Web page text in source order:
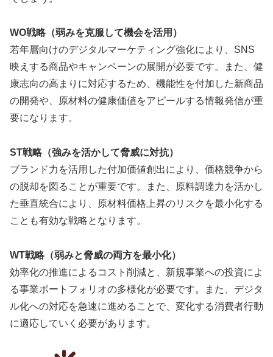
WO戦略（弱みを克服して機会を活用）
若年層向けのデジタルマーケティング強化により、SNS
映えする商品やキャンペーンの展開が必要です。また、健
康志向の高まりに対応するため、機能性を付加した新商品
の開発や、原材料の健康価値をアピールする情報発信が重
要になります。
ST戦略（強みを活かして脅威に対抗）
ブランド力を活用した付加価値創出により、価格競争から
の脱却を図ることが重要です。また、原料調達力を活かし
た垂直統合により、原材料価格上昇のリスクを最小化する
ことも有効な戦略となります。
WT戦略（弱みと脅威の両方を最小化）
効率化の推進によるコスト削減と、新規事業への投資によ
る事業ポートフォリオの多様化が必要です。また、デジタ
ル化への対応を急速に進めることで、変化する消費者行動
に適応していく必要があります。